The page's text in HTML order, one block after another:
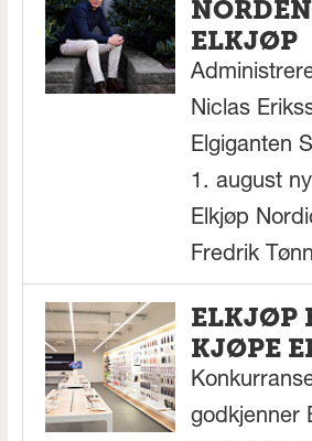
ELKJØP
Niclas
Elgiganten
1. august
Elkjøp
Fredrik
ELKJØP
KJØPE
godkjenner